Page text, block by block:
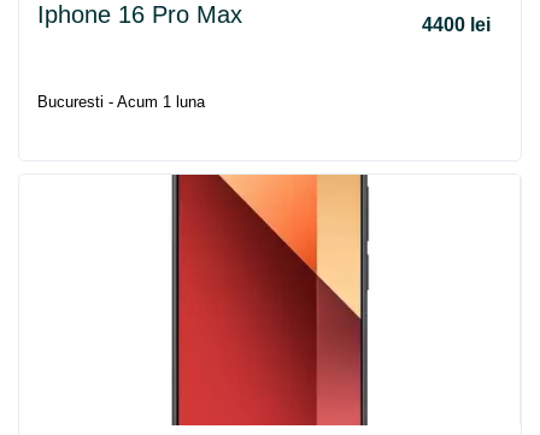
Iphone 16 Pro Max 4400 lei
Bucuresti - Acum 1 luna